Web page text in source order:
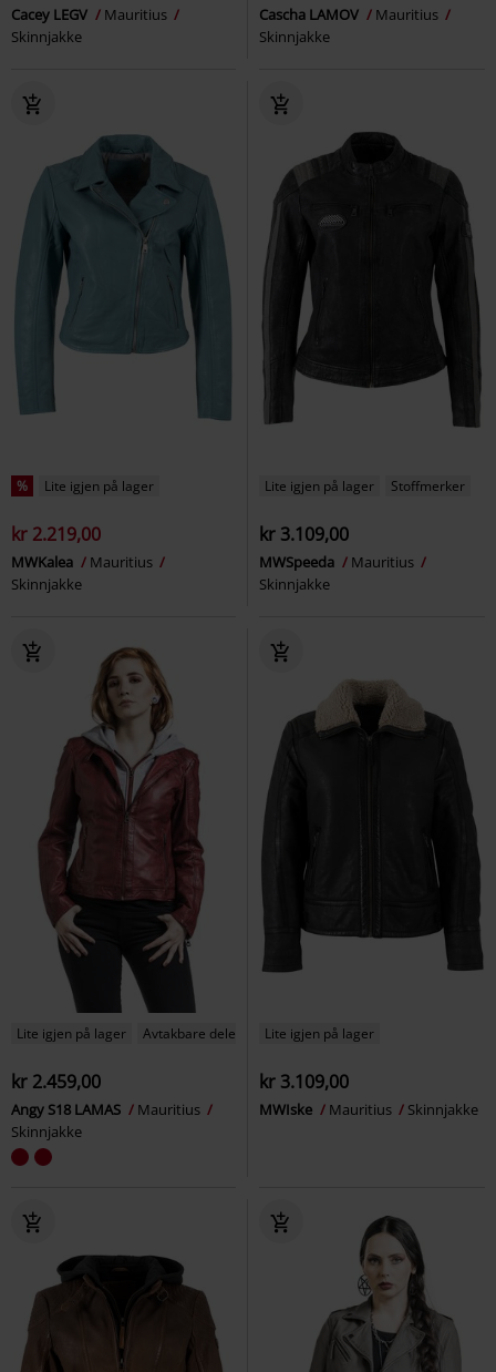
Cacey LEGV
Mauritius
Skinnjakke
Cascha LAMOV
Mauritius
Skinnjakke
% Lite igjen på lager
kr 2.219,00
MWKalea
Mauritius
Skinnjakke
Lite igjen på lager Stoffmerker
kr 3.109,00
MWSpeeda
Mauritius
Skinnjakke
Lite igjen på lager Avtakbare deler
kr 2.459,00
Angy S18 LAMAS
Mauritius
Skinnjakke
Lite igjen på lager
kr 3.109,00
MWIske Mauritius Skinnjakke